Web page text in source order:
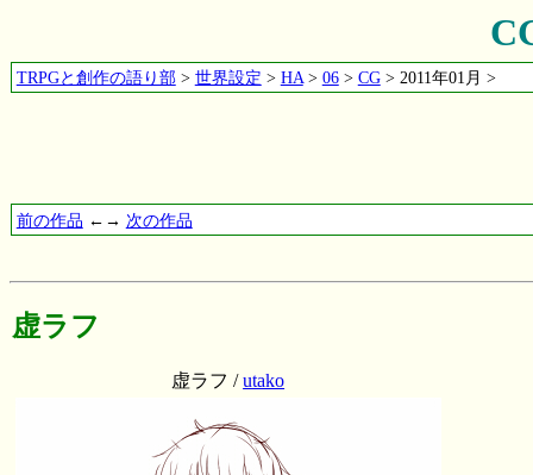
TRPGと創作の語り部> 世界設定 > HA> 06> CG> 2011年01月 >
前の作品 ←→ 次の作品
虚ラフ
虚ラフ /utako